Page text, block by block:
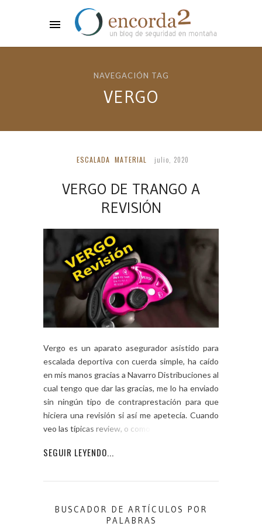
NAVEGACIÓN TAG
VERGO
ESCALADA MATERIAL julio, 2020
VERGO DE TRANGO A
REVISIÓN
Vergo es un aparato asegurador asistido para
escalada deportiva con cuerda simple, ha caído
en mis manos gracias a Navarro Distribuciones al
cual tengo que dar las gracias, me lo ha enviado
sin ningún tipo de contraprestación para que
hiciera una revisión si así me apetecía. Cuando
veo las típicas review, o como a mí […]
SEGUIR LEYENDO...
BUSCADOR DE ARTÍCULOS POR
PALABRAS